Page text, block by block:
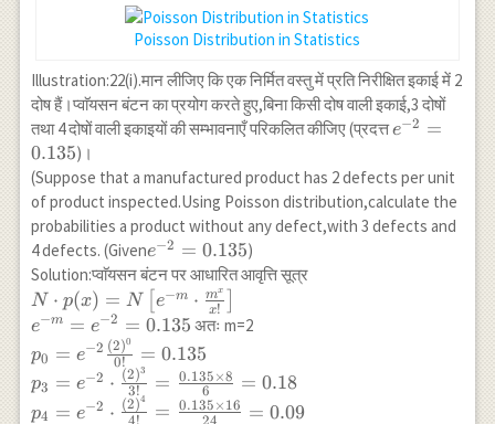
64}{6}=0.1952 & 0.1952
\times 100=19.52 \\ 4 &
{4!} =\frac{0.0183 \times
256 }{24} =0.1952 & 0.1952
\times 100=19.52\\ 5 &
\frac{e^{-4} \times(4)^5}
{5!}=\frac{0.0183 \times
1024}{120} =0.15616 &
0.15616 \times 100=15.616
\\6 & \frac{e^{-4}
\times(4)^6}{6!}
=\frac{0.0183 \times 4096}
{720} =0.1041 & 0.1041
\times 100=10.41\\ 7 &
\frac{e^{-4} \times (4)^7}
{7!} =\frac{0.0183 \times
16384}{5040}=0.05948 &
Poisson Distribution in Statistics
Illustration:22(i).मान लीजिए कि एक निर्मित वस्तु में प्रति निरीक्षित इकाई में 2
दोष हैं।प्वाॅयसन बंटन का प्रयोग करते हुए,बिना किसी दोष वाली इकाई,3 दोषों
तथा 4 दोषों वाली इकाइयों की सम्भावनाएँ परिकलित कीजिए (प्रदत्तe^{-
e−2 =
0.135)।
(Suppose that a manufactured product has 2 defects per unit
of product inspected.Using Poisson distribution,calculate the
probabilities a product without any defect,with 3 defects and
4 defects. (Givene^{-2}=0.135
e−2 = 0.135)
Solution:प्वाॅयसन बंटन पर आधारित आवृत्ति सूत्र
N \cdot
p(x)=N\left[e^{-
m} \cdot
\frac{m^x}
{x!}\right] \\
e^{-
N ⋅ p(x) = N e−m ⋅ x!
mx
e−m = e−2 = 0.135 अतः m=2
p_0=e^{-2}
\frac{(2)^0}
{0!}=0.135 \\
p_3=e^{-2}
p0 = e−2
0!
(2)0
= 0.135
p3 = e−2 ⋅ 3!
(2)3
= 6
0.135 ×8 = 0.18
p4 = e−2 ⋅ 4!
(2)4
= 24
0.135 × 16 = 0.09